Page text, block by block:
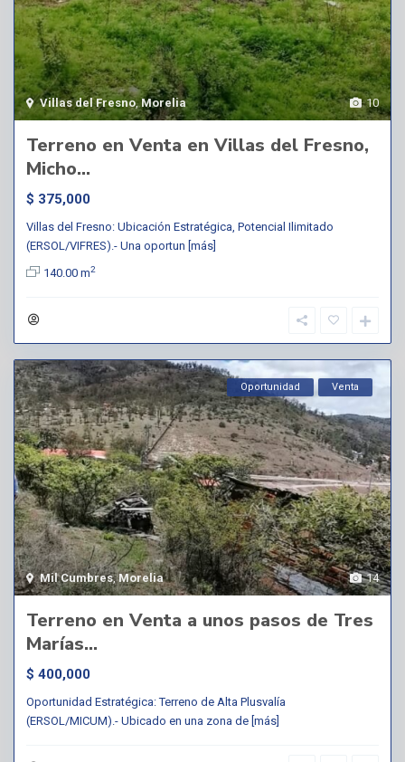
10
Villas del Fresno,Morelia
Terreno en Venta en Villas del Fresno,
Micho...
$ 375,000
Villas del Fresno: Ubicación Estratégica, Potencial Ilimitado
(ERSOL/VIFRES).- Una oportun [más]
140.00 m2
14
Mil Cumbres,Morelia
Oportunidad Venta
Terreno en Venta a unos pasos de Tres
Marías...
$ 400,000
Oportunidad Estratégica: Terreno de Alta Plusvalía
(ERSOL/MICUM).- Ubicado en una zona de [más]